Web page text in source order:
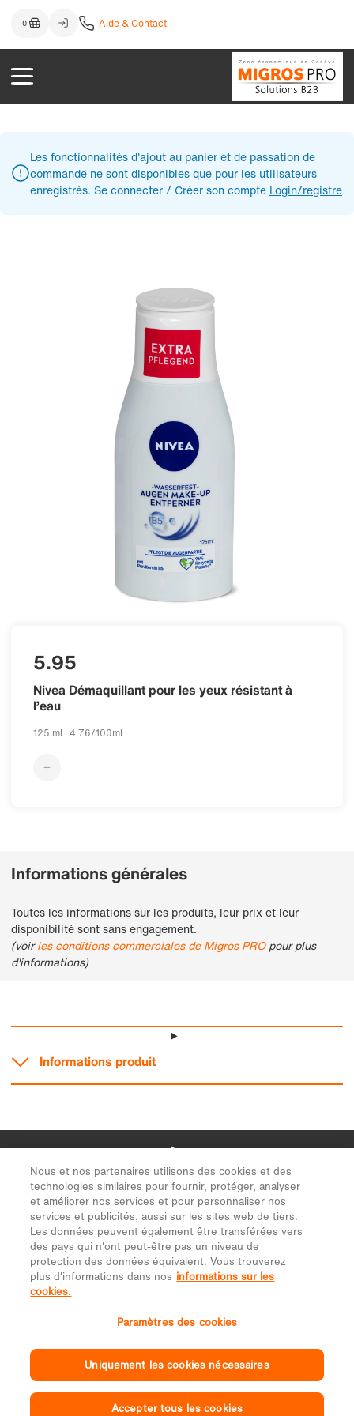
Nous et nos partenaires utilisons des cookies et des
technologies similaires pour fournir, protéger, analyser
et améliorer nos services et pour personnaliser nos
services et publicités, aussi sur les sites web de tiers.
Les données peuvent également être transférées vers
des pays qui n'ont peut-être pas un niveau de
protection des données équivalent. Vous trouverez
plus d'informations dans nos informations sur les
cookies.
Paramètres des cookies
Uniquement les cookies nécessaires
Accepter tous les cookies